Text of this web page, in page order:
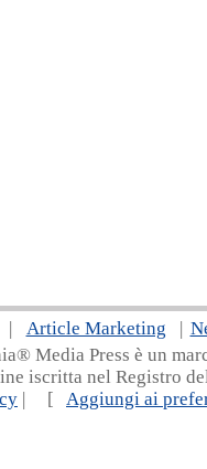
| Article Marketing |
Media Press è un
iscritta nel Registro
| [ Aggiungi ai